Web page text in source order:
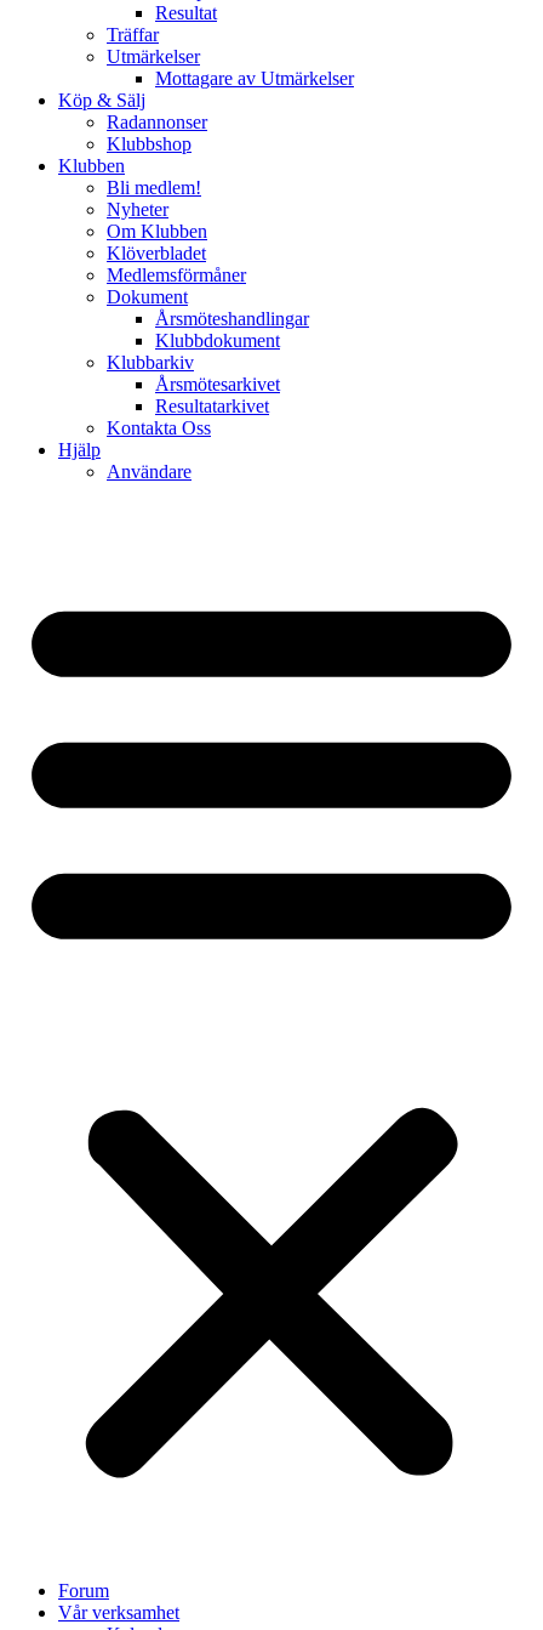
Resultat
Träffar
Utmärkelser
Mottagare av Utmärkelser
Köp & Sälj
Radannonser
Klubbshop
Klubben
Bli medlem!
Nyheter
Om Klubben
Klöverbladet
Medlemsförmåner
Dokument
Årsmöteshandlingar
Klubbdokument
Klubbarkiv
Årsmötesarkivet
Resultatarkivet
Kontakta Oss
Hjälp
Användare
Forum
Vår verksamhet